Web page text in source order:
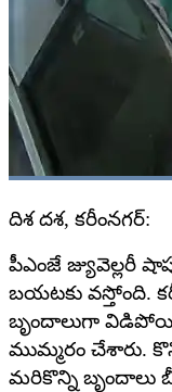
దిశ దశ, కరీంనగర్:
పీఎంజే జ్యువెల్లరీ
బయటకు వస్తోంది.
బృందాలుగా విడిపోయి
ముమ్మరం చేశారు.
మరికొన్ని బృందాలు